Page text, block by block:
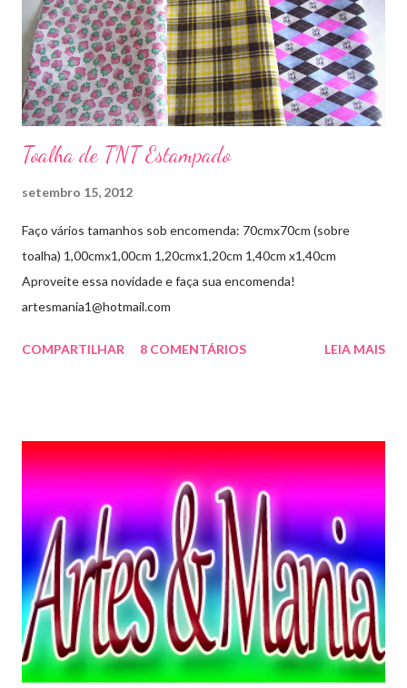
Toalha de TNT Estampado
setembro 15, 2012
Faço vários tamanhos sob encomenda: 70cmx70cm (sobre
toalha) 1,00cmx1,00cm 1,20cmx1,20cm 1,40cm x1,40cm
Aproveite essa novidade e faça sua encomenda!
artesmania1@hotmail.com
COMPARTILHAR 8 COMENTÁRIOS LEIA MAIS